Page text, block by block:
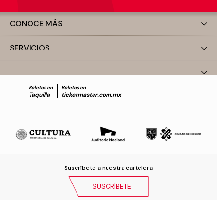
CONOCE MÁS
SERVICIOS
Boletos en
Taquilla
Boletos en
ticketmaster.com.mx
Suscríbete a nuestra cartelera
SUSCRÍBETE